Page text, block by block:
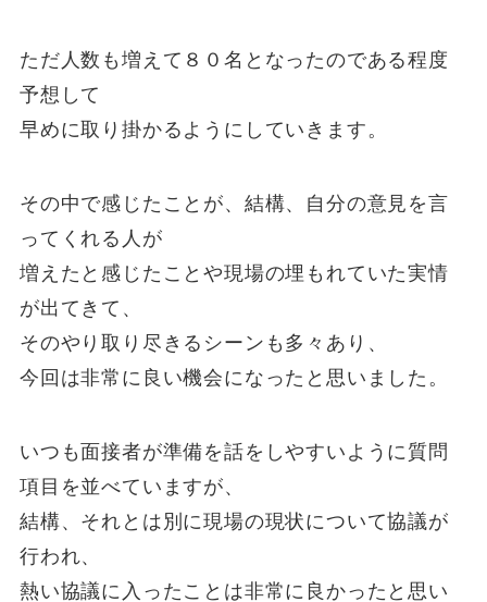
ただ人数も増えて８０名となったのである程度
予想して
早めに取り掛かるようにしていきます。
その中で感じたことが、結構、自分の意見を言
ってくれる人が
増えたと感じたことや現場の埋もれていた実情
が出てきて、
そのやり取り尽きるシーンも多々あり、
今回は非常に良い機会になったと思いました。
いつも面接者が準備を話をしやすいように質問
項目を並べていますが、
結構、それとは別に現場の現状について協議が
行われ、
熱い協議に入ったことは非常に良かったと思い